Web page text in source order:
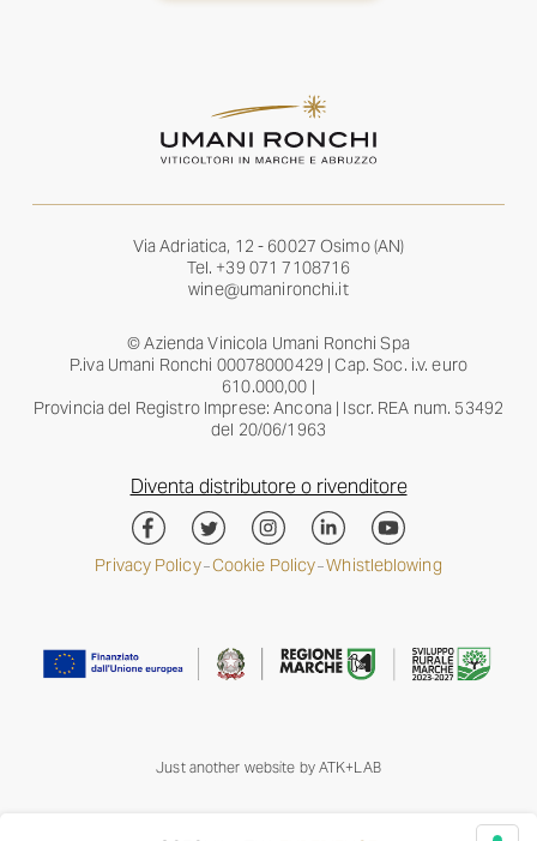
Via Adriatica, 12 - 60027 Osimo (AN)
Tel. +39 071 7108716
wine@umanironchi.it
© Azienda Vinicola Umani Ronchi Spa
P.iva Umani Ronchi 00078000429 | Cap. Soc. i.v. euro
610.000,00 |
Provincia del Registro Imprese: Ancona | Iscr. REA num. 53492
del 20/06/1963
Diventa distributore o rivenditore
Privacy Policy–Cookie Policy–Whistleblowing
Just another website by ATK+LAB